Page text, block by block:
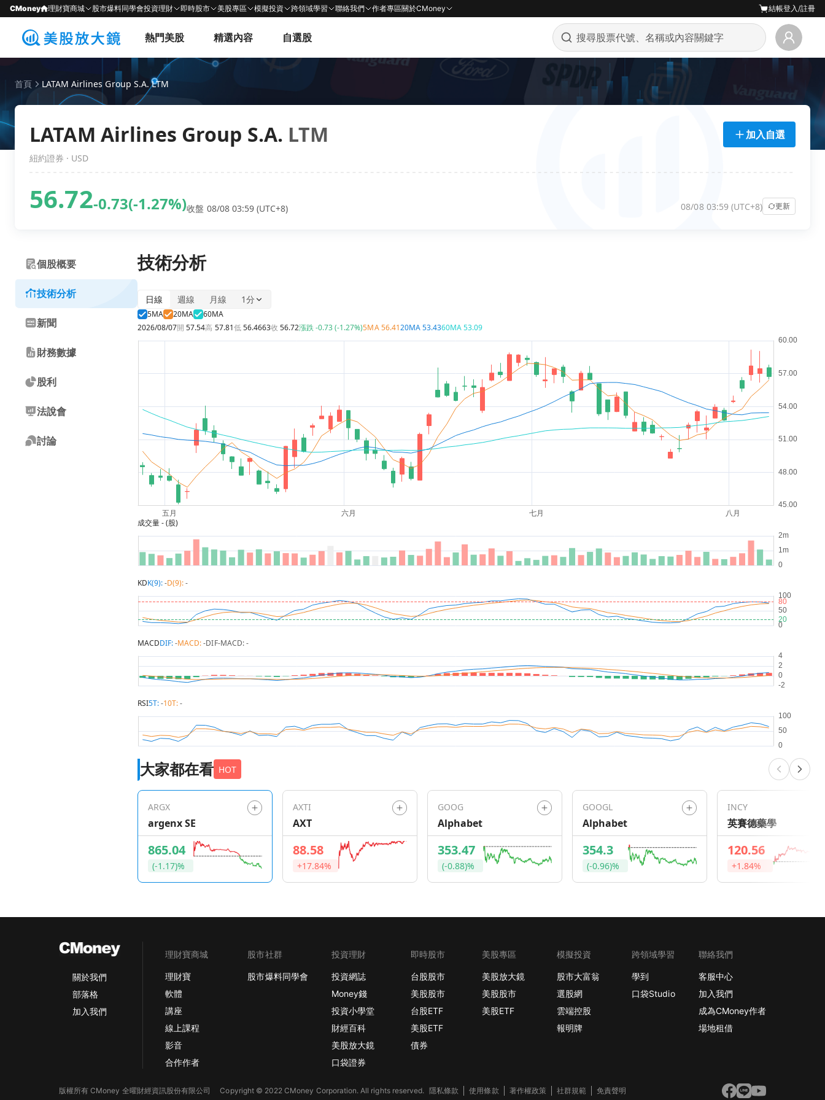
CMoney 理財寶商城 股市爆料同學會投資理財 即時股市 美股專區 模擬投資 跨領域學習 聯絡我們 作者專區關於CMoney 結帳登入/註冊
熱門美股 精選內容 自選股
首頁 LATAM Airlines Group S.A. LTM
LATAM Airlines Group S.A. LTM 加入自選
紐約證券 · USD
56.72-0.73(-1.27%)收盤 08/08 03:59 (UTC+8) 08/08 03:59 (UTC+8) 更新
個股概要
技術分析
新聞
財務數據
股利
法說會
討論
技術分析
日線 週線 月線 1分
5MA 20MA
60MA
2026/08/07開57.54高 57.81低56.4663收 56.72漲跌-0.73 (-1.27%)5MA56.4120MA53.4360MA53.09
成交量- (股)
KDK(9):-D(9):-
MACDDIF:-MACD:-DIF-MACD:-
RSI5T:-10T:-
大家都在看 HOT
ARGX
argenx SE
865.04
(-1.17)%
AXTI
AXT
88.58
+17.84%
GOOG
Alphabet
353.47
(-0.88)%
GOOGL
Alphabet
354.3
(-0.96)%
INCY
英賽德藥學
120.56
+1.84%
關於我們
部落格
加入我們
理財寶商城
理財寶
軟體
講座
線上課程
影音
合作作者
股市社群
股市爆料同學會
投資理財
投資網誌
Money錢
投資小學堂
財經百科
美股放大鏡
口袋證券
即時股市
台股股市
美股股市
台股ETF
美股ETF
債券
美股專區
美股放大鏡
美股股市
美股ETF
模擬投資
股市大富翁
選股網
雲端控股
報明牌
跨領域學習
學到
口袋Studio
聯絡我們
客服中心
加入我們
成為CMoney作者
場地租借
版權所有 CMoney 全曜財經資訊股份有限公司Copyright © 2022 CMoney Corporation. All rights reserved. 隱私條款 使用條款 著作權政策 社群規範 免責聲明